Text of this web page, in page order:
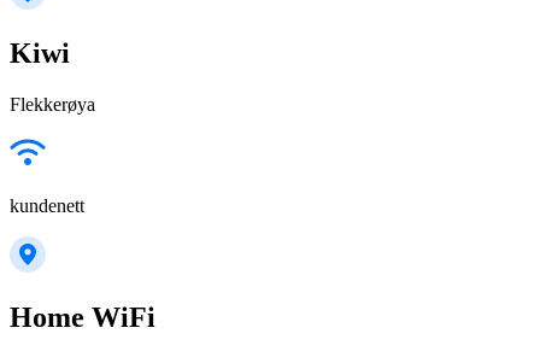
Kiwi
Flekkerøya
kundenett
Home WiFi